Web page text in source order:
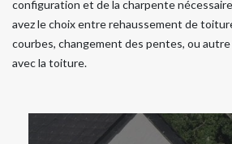
configuration et de la charpente
avez le choix entre rehaussement de
courbes, changement des pentes, ou
avec la toiture.